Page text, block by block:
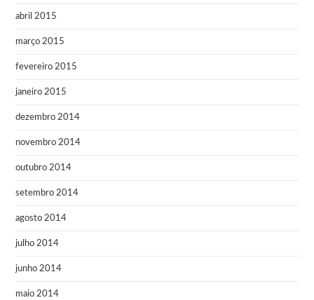
abril 2015
março 2015
fevereiro 2015
janeiro 2015
dezembro 2014
novembro 2014
outubro 2014
setembro 2014
agosto 2014
julho 2014
junho 2014
maio 2014